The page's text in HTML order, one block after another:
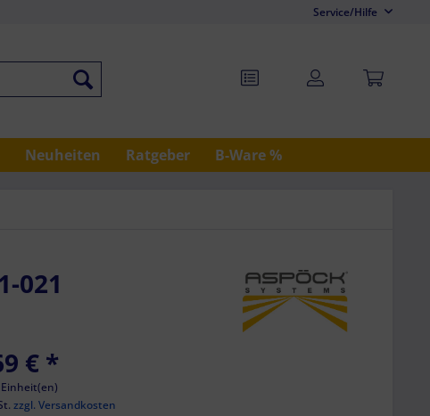
Service/Hilfe
Neuheiten Ratgeber B-Ware %
021
€ *
zzgl. Versandkosten